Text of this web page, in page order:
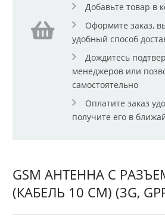
Добавьте товар в
Оформите заказ,
удобный способ
Дождитесь
менеджеров или
самостоятельно
Оплатите заказ
получите его в
GSM АНТЕННА С
(КАБЕЛЬ 10 СМ) (3G,